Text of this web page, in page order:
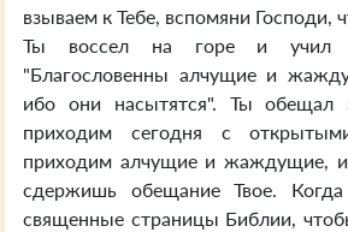
взываем к Тебе, вспомяни Господи,
Ты воссел на горе и учил
"Благословенны алчущие и
ибо они насытятся". Ты обещал
приходим сегодня с
приходим алчущие и жаждущие,
сдержишь обещание Твое.
священные страницы Библии,